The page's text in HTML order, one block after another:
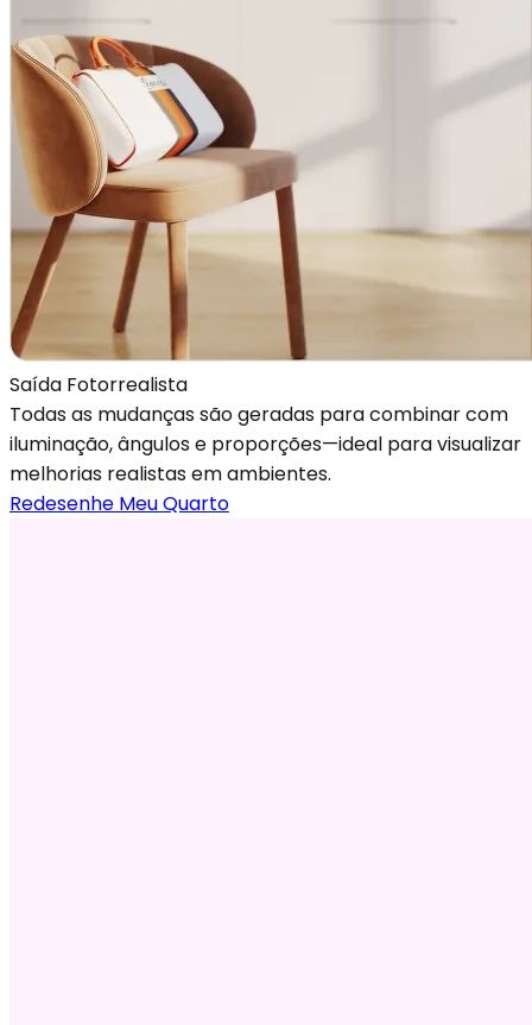
Saída Fotorrealista
Todas as mudanças são geradas para combinar com
iluminação, ângulos e proporções—ideal para visualizar
melhorias realistas em ambientes.
Redesenhe Meu Quarto